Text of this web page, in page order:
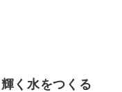
く水をつくる